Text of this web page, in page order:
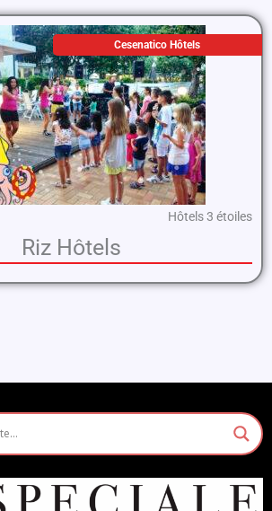
Cesenatico Hôtels
Hôtels 3 étoiles
Riz Hôtels